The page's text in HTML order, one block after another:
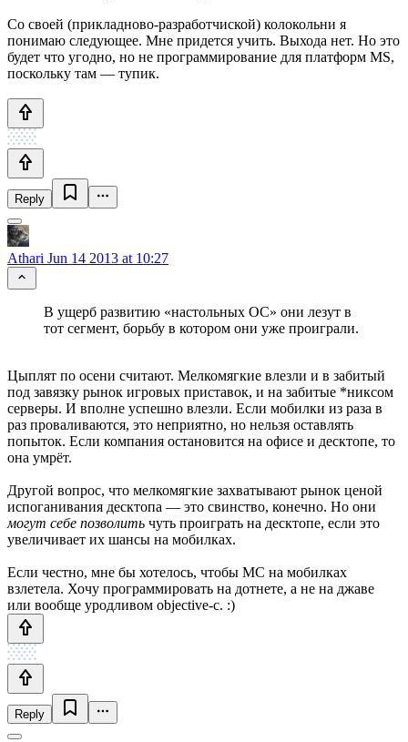
Со своей (прикладново-разработчиской) колокольни я
понимаю следующее. Мне придется учить. Выхода нет. Но это
будет что угодно, но не программирование для платформ MS,
поскольку там — тупик.
Reply
Athari Jun 14 2013 at 10:27
В ущерб развитию «настольных ОС» они лезут в
тот сегмент, борьбу в котором они уже проиграли.
Цыплят по осени считают. Мелкомягкие влезли и в забитый
под завязку рынок игровых приставок, и на забитые *никсом
серверы. И вполне успешно влезли. Если мобилки из раза в
раз проваливаются, это неприятно, но нельзя оставлять
попыток. Если компания остановится на офисе и десктопе, то
она умрёт.
Другой вопрос, что мелкомягкие захватывают рынок ценой
испоганивания десктопа — это свинство, конечно. Но они
могут себе позволить чуть проиграть на десктопе, если это
увеличивает их шансы на мобилках.
Если честно, мне бы хотелось, чтобы МС на мобилках
взлетела. Хочу программировать на дотнете, а не на джаве
или вообще уродливом objective-c. :)
Reply